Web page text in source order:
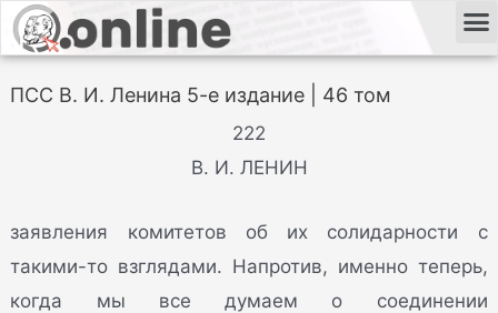
ПСС В. И. Ленина 5-е издание | 46 том
222
В. И. ЛЕНИН
заявления комитетов об их солидарности с
такими-то взглядами. Напротив, именно теперь,
когда мы все думаем о соединении